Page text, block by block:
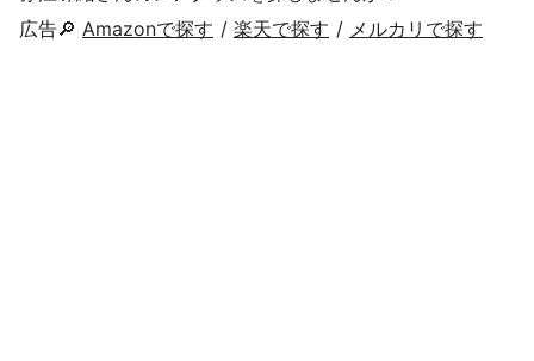
広告🔎 Amazonで探す / 楽天で探す / メルカリで探す